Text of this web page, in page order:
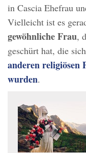
in Cascia Ehefrau
Vielleicht ist es
gewöhnliche Frau,
geschürt hat, die
anderen religiösen
wurden.